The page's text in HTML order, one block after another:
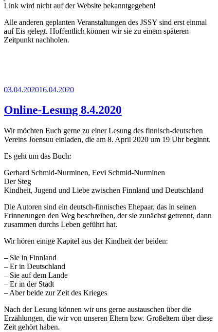
Link wird nicht auf der Website bekanntgegeben!
Alle anderen geplanten Veranstaltungen des JSSY sind erst einmal
auf Eis gelegt. Hoffentlich können wir sie zu einem späteren
Zeitpunkt nachholen.
Veröffentlicht
03.04.202016.04.2020
Online-Lesung 8.4.2020
Wir möchten Euch gerne zu einer Lesung des finnisch-deutschen
Vereins Joensuu einladen, die am 8. April 2020 um 19 Uhr beginnt.
Es geht um das Buch:
Gerhard Schmid-Nurminen, Eevi Schmid-Nurminen
Der Steg
Kindheit, Jugend und Liebe zwischen Finnland und Deutschland
Die Autoren sind ein deutsch-finnisches Ehepaar, das in seinen
Erinnerungen den Weg beschreiben, der sie zunächst getrennt, dann
zusammen durchs Leben geführt hat.
Wir hören einige Kapitel aus der Kindheit der beiden:
– Sie in Finnland
– Er in Deutschland
– Sie auf dem Lande
– Er in der Stadt
– Aber beide zur Zeit des Krieges
Nach der Lesung können wir uns gerne austauschen über die
Erzählungen, die wir von unseren Eltern bzw. Großeltern über diese
Zeit gehört haben.